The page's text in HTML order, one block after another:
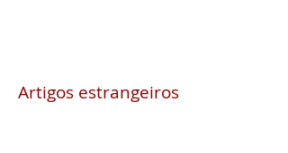
Artigos estrangeiros